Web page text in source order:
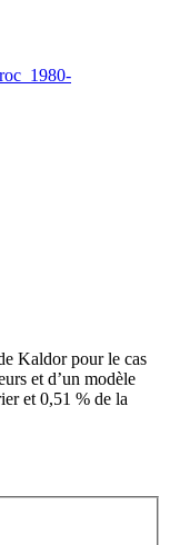
Kaldor pour le cas
et d’un modèle
et 0,51 % de la